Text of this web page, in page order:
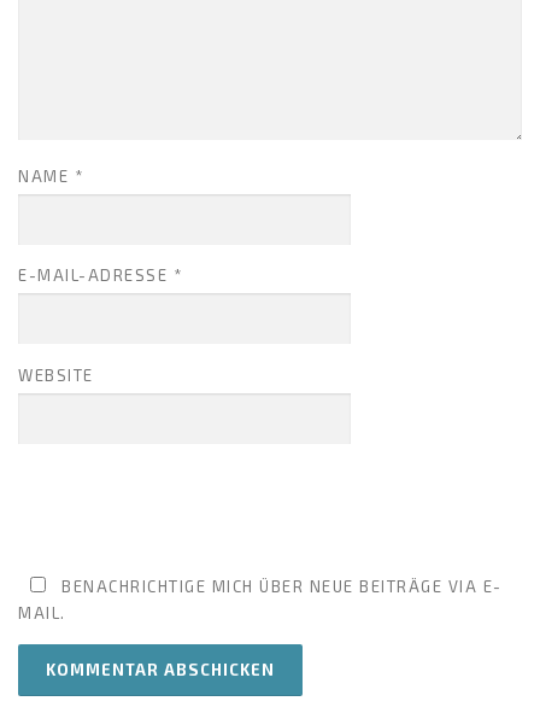
NAME *
E-MAIL-ADRESSE *
WEBSITE
BENACHRICHTIGE MICH ÜBER NEUE BEITRÄGE VIA E-
MAIL.